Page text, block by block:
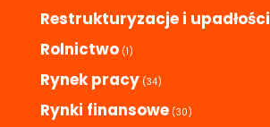
Restrukturyzacje i upadłości
Rolnictwo (1)
Rynek pracy (34)
Rynki finansowe (30)